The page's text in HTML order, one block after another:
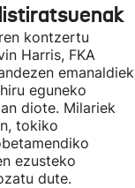
kontzertu
Harris, FKA
emanaldiek
eguneko
diote. Milariek
tokiko
ezusteko
dute.